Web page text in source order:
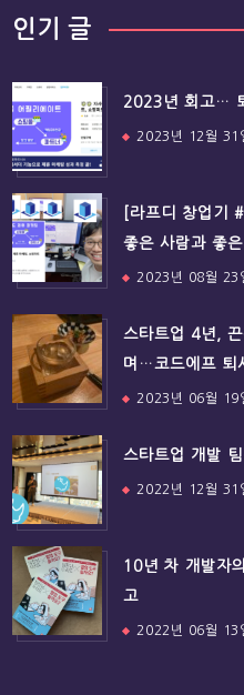
인기 글
2023년 회고…
2023년 12월 31
[라프디 창업기
좋은 사람과 좋
2023년 08월 23
스타트업 4년,
며…코드에프 퇴
2023년 06월 19
스타트업 개발
2022년 12월 31
10년 차 개발자
고
2022년 06월 13